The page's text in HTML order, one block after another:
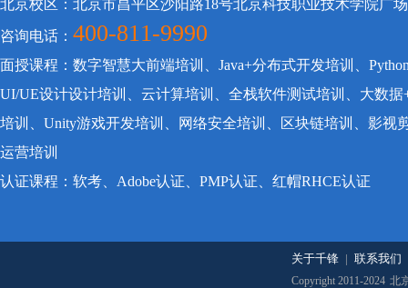
北京校区：北京市昌平区沙阳路18号北京科技职业技术学院广
咨询电话： 400-811-9990
面授课程：数字智慧大前端培训、Java+分布式开发培训、
UI/UE设计设计培训、云计算培训、全栈软件测试培训、大数
培训、Unity游戏开发培训、网络安全培训、区块链培训、影视
运营培训
认证课程：软考、Adobe认证、PMP认证、红帽RHCE认证
关于千锋 | 联系我们
Copyright 2011-2024 北